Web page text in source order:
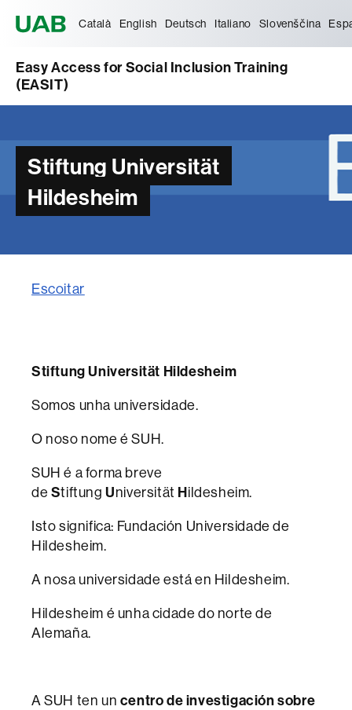
Català English Deutsch Italiano Slovenščina
Easy Access for Social Inclusion Training
(EASIT)
Stiftung Universität
Hildesheim
Escoitar
Stiftung Universität Hildesheim
Somos unha universidade.
O noso nome é SUH.
SUH é a forma breve
de StiftungUniversität Hildesheim.
Isto significa: Fundación Universidade de
Hildesheim.
A nosa universidade está en Hildesheim.
Hildesheim é unha cidade do norte de
Alemaña.
A SUH ten un centro de investigación sobre